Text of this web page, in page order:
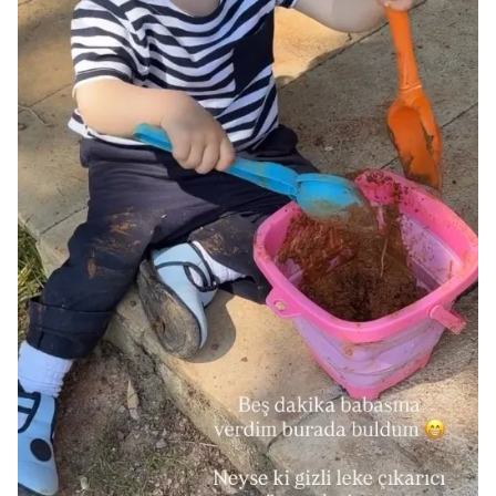
6698 sayılı Kişisel Verilerin Korunması Kanunu uyarınca
hazırlanmış Aydınlatma Metnimizi okumak ve sitemizde
ilgili mevzuata uygun olarak kullanılan çerezlerle ilgili bilgi
almak için lütfentıklayınız.